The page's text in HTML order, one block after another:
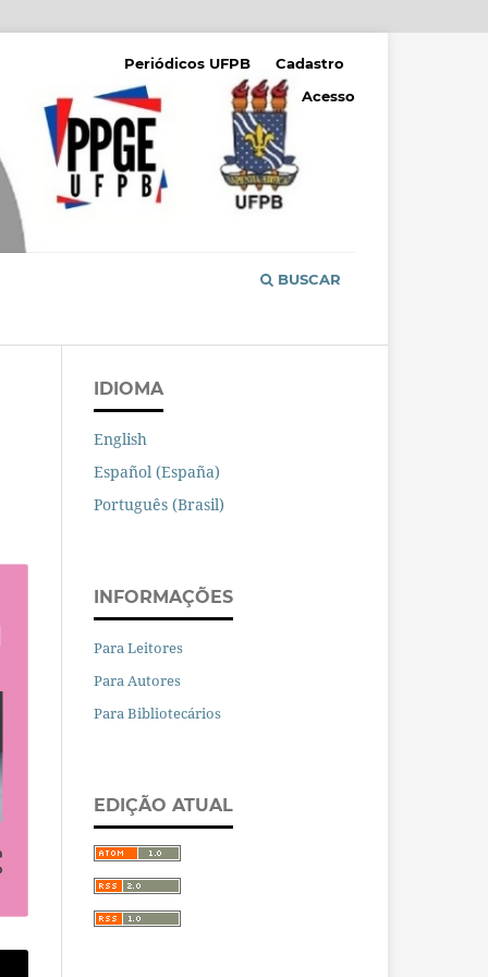
BUSCAR
Periódicos UFPB
Cadastro
Acesso
IDIOMA
English
Español (España)
Português (Brasil)
INFORMAÇÕES
Para Leitores
Para Autores
Para Bibliotecários
EDIÇÃO ATUAL